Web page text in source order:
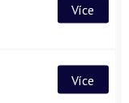
Více
Více